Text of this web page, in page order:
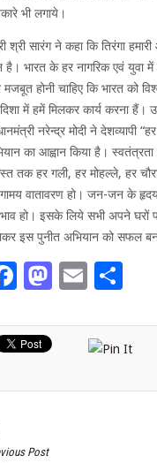
भी लगाये।
श्री सारंग ने कहा कि तिरंगा
है। भारत के हर नागरिक एवं युवा में
होनी चाहिए कि भारत को
में हमें मिलकर कार्य करना हैं।
नरेन्द्र मोदी ने देशव्यापी “हर
का आह्वान किया है।
तक हर गली, हर मोहल्ले, हर
वातावरण हो। जन-जन के
हो। इसके लिये सभी अपने घरों
इस पुनीत अभियान को सफल
Facebook
Email
Post